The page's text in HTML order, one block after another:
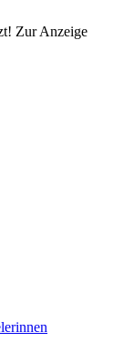
Zur Anzeige